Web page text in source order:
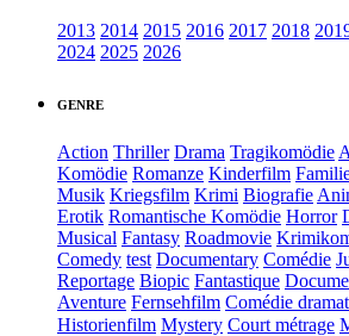
2013 2014 2015 2016 2017 2018
2024 2025 2026
GENRE
Action Thriller Drama Tragikomödie
Komödie Romanze Kinderfilm
Musik Kriegsfilm Krimi Biografie
Erotik Romantische Komödie Horror
Musical Fantasy Roadmovie
Comedy test Documentary Comédie
Reportage Biopic Fantastique
Aventure Fernsehfilm Comédie
Historienfilm Mystery Court métrage